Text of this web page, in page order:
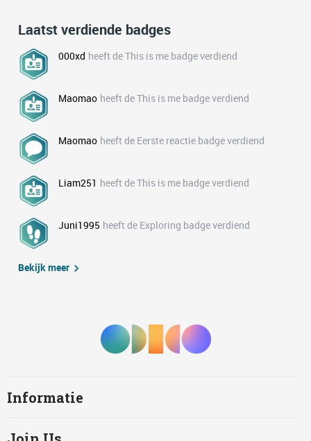
Laatst verdiende badges
000xd heeft de This is me badge verdiend
Maomao heeft de This is me badge verdiend
Maomao heeft de Eerste reactie badge verdiend
Liam251 heeft de This is me badge verdiend
Juni1995 heeft de Exploring badge verdiend
Bekijk meer
Informatie